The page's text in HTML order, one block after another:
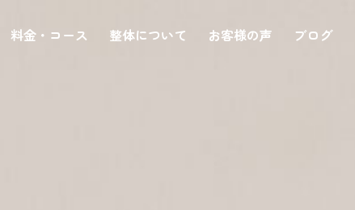
料金・コース 整体について お客様の声 ブログ